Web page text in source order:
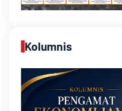
Kolumnis